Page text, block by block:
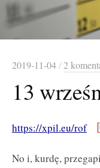
2019-11-04/2
13
https://xpil.eu/rof
No i, kurdę,